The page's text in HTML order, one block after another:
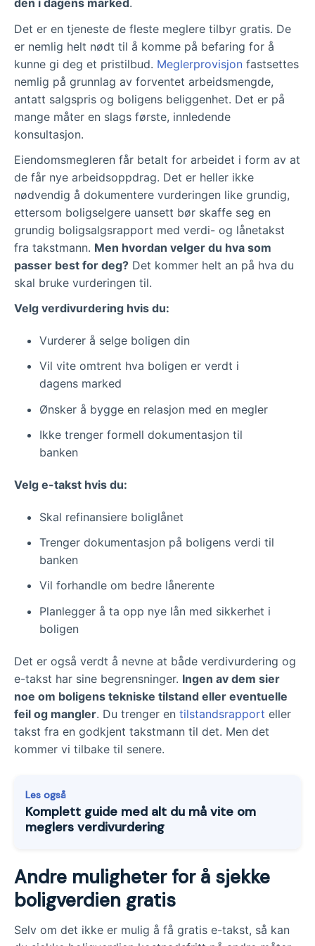
den i dagens marked .
Det er en tjeneste de fleste meglere tilbyr gratis. De
er nemlig helt nødt til å komme på befaring for å
kunne gi deg et pristilbud. Meglerprovisjon fastsettes
nemlig på grunnlag av forventet arbeidsmengde,
antatt salgspris og boligens beliggenhet. Det er på
mange måter en slags første, innledende
konsultasjon.
Eiendomsmegleren får betalt for arbeidet i form av at
de får nye arbeidsoppdrag. Det er heller ikke
nødvendig å dokumentere vurderingen like grundig,
ettersom boligselgere uansett bør skaffe seg en
grundig boligsalgsrapport med verdi- og lånetakst
fra takstmann. Men hvordan velger du hva som
passer best for deg? Det kommer helt an på hva du
skal bruke vurderingen til.
Velg verdivurdering hvis du:
Vurderer å selge boligen din
Vil vite omtrent hva boligen er verdt i
dagens marked
Ønsker å bygge en relasjon med en megler
Ikke trenger formell dokumentasjon til
banken
Velg e-takst hvis du:
Skal refinansiere boliglånet
Trenger dokumentasjon på boligens verdi til
banken
Vil forhandle om bedre lånerente
Planlegger å ta opp nye lån med sikkerhet i
boligen
Det er også verdt å nevne at både verdivurdering og
e-takst har sine begrensninger. Ingen av dem sier
noe om boligens tekniske tilstand eller eventuelle
feil og mangler. Du trenger en tilstandsrapport eller
takst fra en godkjent takstmann til det. Men det
kommer vi tilbake til senere.
Les også
Komplett guide med alt du må vite om
meglers verdivurdering
Andre muligheter for å sjekke
boligverdien gratis
Selv om det ikke er mulig å få gratis e-takst, så kan